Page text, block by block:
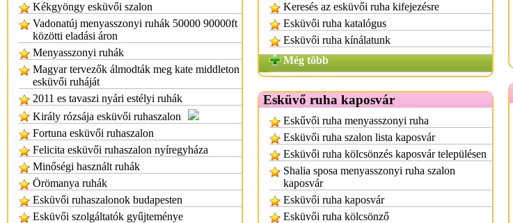
Kékgyöngy esküvői szalon
Vadonatúj menyasszonyi ruhák 50000 90000ft
közötti eladási áron
Menyasszonyi ruhák
Magyar tervezők álmodták meg kate middleton
esküvői ruháját
2011 es tavaszi nyári estélyi ruhák
Király rózsája esküvői ruhaszalon
Fortuna esküvői ruhaszalon
Felicita esküvői ruhaszalon nyíregyháza
Minőségi használt ruhák
Örömanya ruhák
Esküvői ruhaszalonok budapesten
Esküvői szolgáltatók gyűjteménye
Keresés az esküvői ruha kifejezésre
Esküvői ruha katalógus
Esküvői ruha kínálatunk
Még több
Esküvő ruha kaposvár
Eskűvői ruha menyasszonyi ruha
Esküvői ruha szalon lista kaposvár
Esküvői ruha kölcsönzés kaposvár településen
Shalia sposa menyasszonyi ruha szalon
kaposvár
Esküvői ruha kaposvár
Esküvői ruha kölcsönző